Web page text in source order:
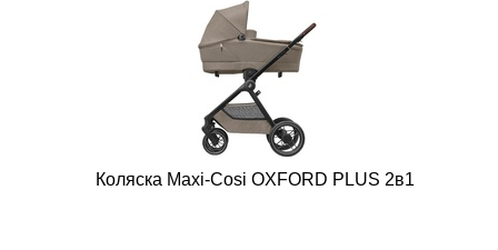
Коляска Maxi-Cosi OXFORD PLUS 2в1